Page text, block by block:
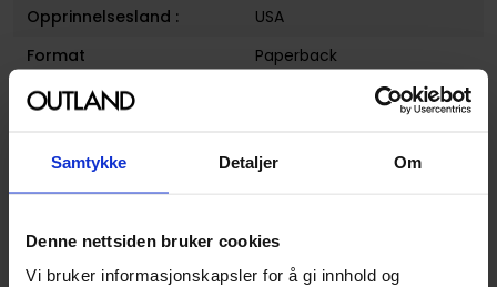
Samtykke Detaljer Om
Denne nettsiden bruker cookies
Vi bruker informasjonskapsler for å gi innhold og
Opprinnelsesland :
USA
Format
Paperback
Serie
Hernandez
Goran Parlov
Mario Hernandez
Sjanger
Media Tilknytningog